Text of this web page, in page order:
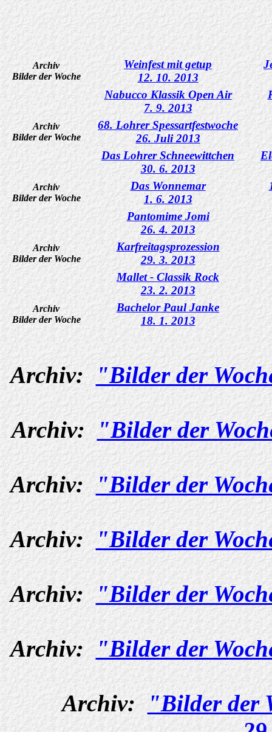
Archiv
Bilder der Woche
Weinfest mit getup
12. 10. 2013
Nabucco Klassik Open Air
7. 9. 2013
Archiv
Bilder der Woche
68. Lohrer Spessartfestwoche
26. Juli 2013
Das Lohrer Schneewittchen
30. 6. 2013
Archiv
Bilder der Woche
Das Wonnemar
1. 6. 2013
Pantomime Jomi
26. 4. 2013
Archiv
Bilder der Woche
Karfreitagsprozession
29. 3. 2013
Mallet - Classik Rock
23. 2. 2013
Archiv
Bilder der Woche
Bachelor Paul Janke
18. 1. 2013
Archiv:"Bilder der
Archiv:"Bilder der
Archiv:"Bilder der
Archiv:"Bilder der
Archiv:"Bilder der
Archiv:"Bilder der
Archiv:"Bilder der